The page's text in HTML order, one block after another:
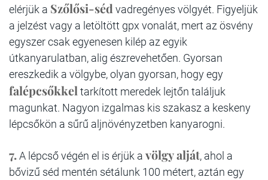
elérjük a Szőlősi-sédvadregényes völgyét. Figyeljük
a jelzést vagy a letöltött gpx vonalát, mert az ösvény
egyszer csak egyenesen kilép az egyik
útkanyarulatban, alig észrevehetően. Gyorsan
ereszkedik a völgybe, olyan gyorsan, hogy egy
falépcsőkkeltarkított meredek lejtőn találjuk
magunkat. Nagyon izgalmas kis szakasz a keskeny
lépcsőkön a sűrű aljnövényzetben kanyarogni.
7.A lépcső végén el is érjük a völgy alját, ahol a
bővizű séd mentén sétálunk 100 métert, aztán egy